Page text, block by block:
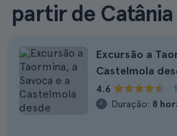
partir de Catânia
Excursão a
Castelmola
4.6
Duração: 8